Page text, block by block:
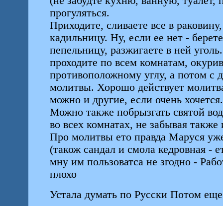
прогуляться.
Приходите, сливаете все в
кадильницу. Ну, если ее нет -
пепельницу, разжигаете в ней
проходите по всем комнатам,
противоположному углу, а потом с
молитвы. Хорошо действует
можно и другие, если очень хочется.
Можно также побрызгать святой
во всех комнатах, не забывая
Про молитвы ето правда Маруся
(також сандал и смола кедровная -
мну им пользоватса не згодно -
плохо
Устала думать по Русски Потом